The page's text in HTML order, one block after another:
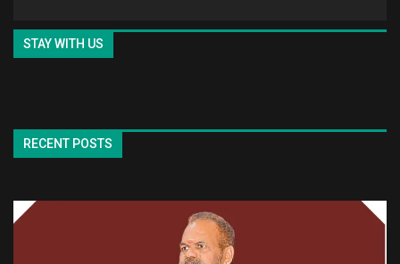
STAY WITH US
RECENT POSTS